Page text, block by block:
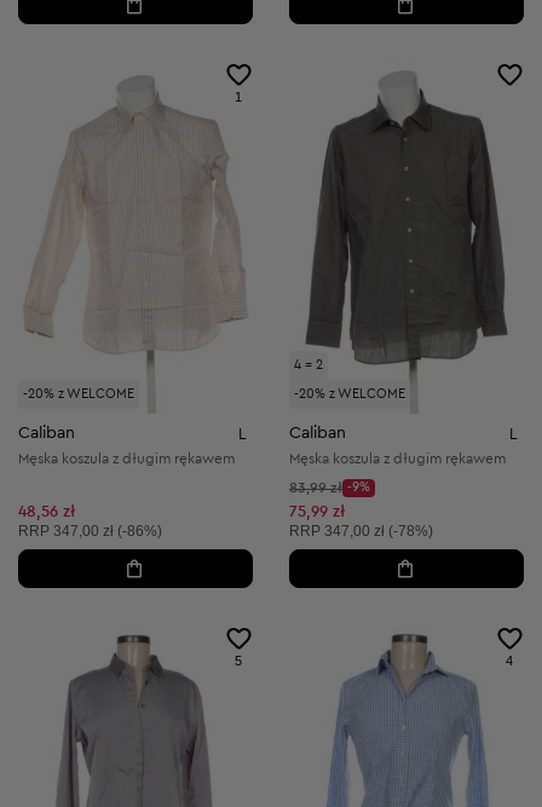
-20% z WELCOME
1
Caliban
Męska koszula z długim rękawem
48,56 zł
Cena sugerowana:
RRP 347,00 zł (-86%)
4 = 2
-20% z WELCOME
Caliban
Męska koszula z długim rękawem
Cena początkowa:
83,99 zł
Discount Price:
-9%
Obniżona cena:
75,99 zł
Cena sugerowana:
RRP 347,00 zł (-78%)
5 4